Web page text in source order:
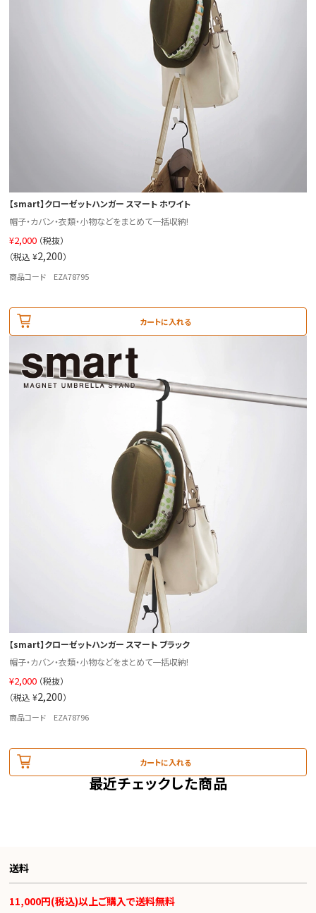
【smart】クローゼットハンガー スマート ホワイト
帽子・カバン・衣類・小物などをまとめて一括収納!
¥2,000 （税抜）
（税込 ¥2,200）
商品コード EZA78795
カートに入れる
【smart】クローゼットハンガー スマート ブラック
帽子・カバン・衣類・小物などをまとめて一括収納!
¥2,000 （税抜）
（税込 ¥2,200）
商品コード EZA78796
カートに入れる
最近チェックした商品
送料
11,000円(税込)以上ご購入で送料無料